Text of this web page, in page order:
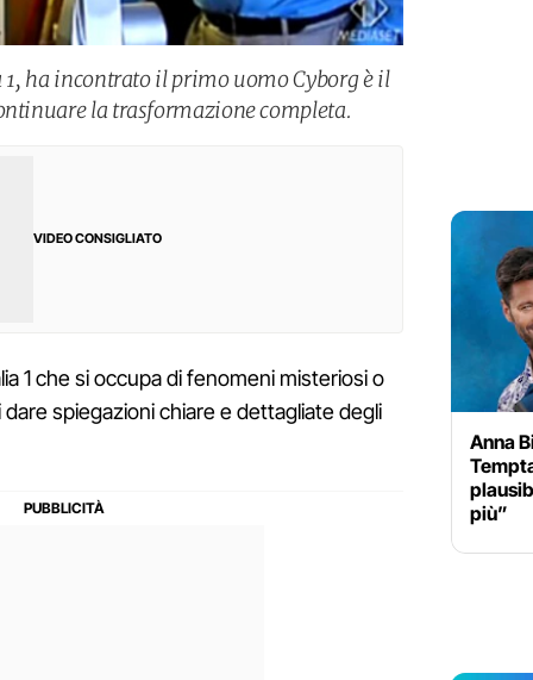
ha incontrato il primo uomo Cyborg è il
la trasformazione completa.
VIDEO CONSIGLIATO
1 che si occupa di fenomeni misteriosi o
spiegazioni chiare e dettagliate degli
Anna
più”